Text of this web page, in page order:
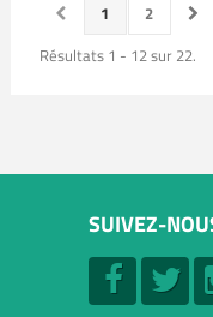
1
2
Résultats 1 - 12 sur 22.
SUIVEZ-